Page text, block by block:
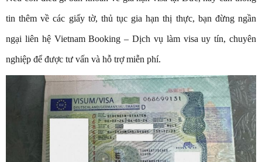
tin thêm về các giấy tờ, thủ tục gia hạn thị thực, bạn đừng ngần
ngại liên hệ Vietnam Booking – Dịch vụ làm visa uy tín, chuyên
nghiệp để được tư vấn và hỗ trợ miễn phí.